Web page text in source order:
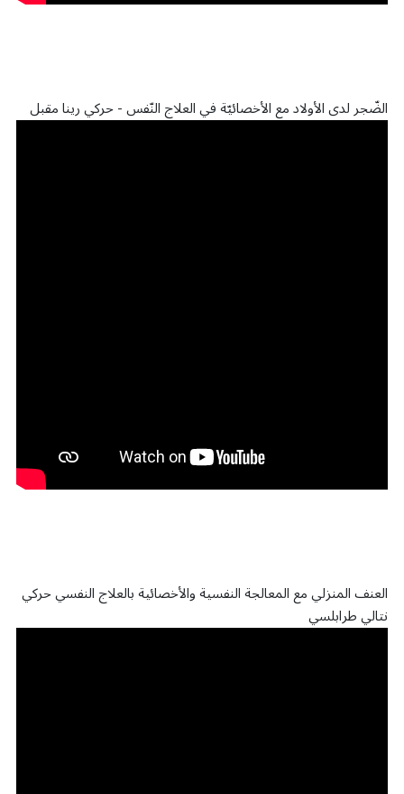
الضّجر لدى الأولاد مع الأخصائيّة في العلاج النّفس - حركي رينا مقبل
العنف المنزلي مع المعالجة النفسية والأخصائية بالعلاج النفسي حركي
نتالي طرابلسي